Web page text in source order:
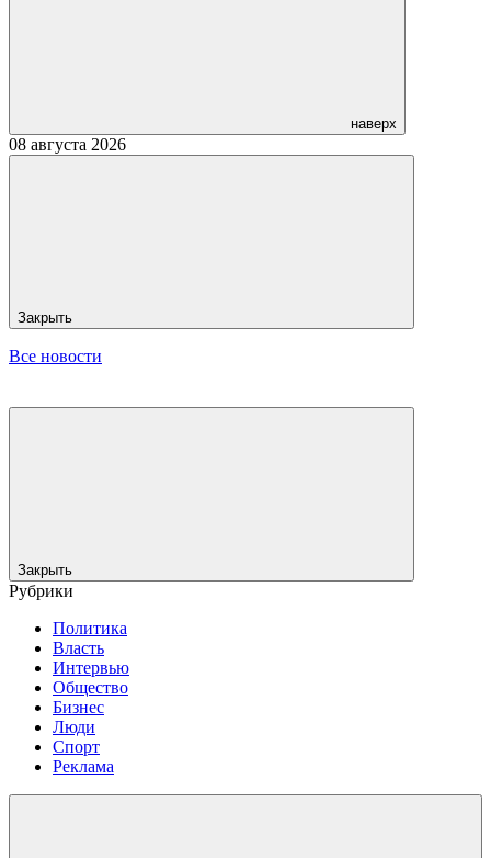
наверх
08 августа 2026
Закрыть
Все новости
Закрыть
Рубрики
Политика
Власть
Интервью
Общество
Бизнес
Люди
Спорт
Реклама